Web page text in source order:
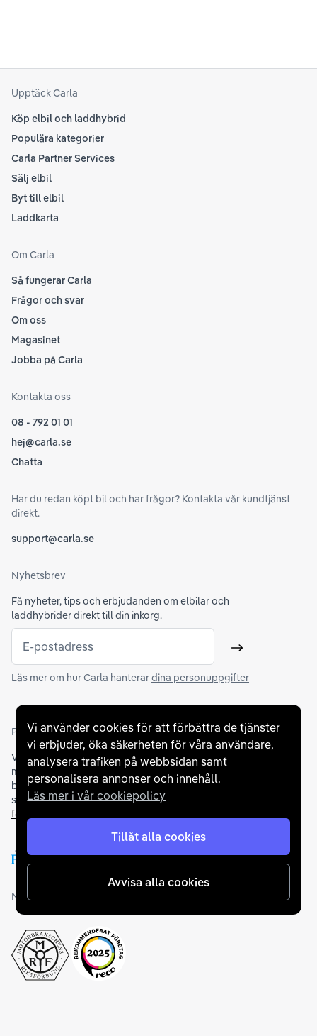
Vi använder cookies för att förbättra de tjänster
vi erbjuder, öka säkerheten för våra användare,
analysera trafiken på webbsidan samt
personalisera annonser och innehåll.
Läs mer i vår cookiepolicy
Tillåt alla cookies
Avvisa alla cookies
att
Upptäck Carla
Köp elbil och laddhybrid
Populära kategorier
Carla Partner Services
Sälj elbil
Byt till elbil
Laddkarta
Om Carla
Så fungerar Carla
Frågor och svar
Om oss
Magasinet
Jobba på Carla
Kontakta oss
08 - 792 01 01
hej@carla.se
Chatta
Har du redan köpt bil och har frågor? Kontakta vår kundtjänst
direkt.
support@carla.se
Nyhetsbrev
Få nyheter, tips och erbjudanden om elbilar och
laddhybrider direkt till din inkorg.
E-postadress Skicka
Läs mer om hur Carla hanterardina personuppgifter
Partners och betallösningar
Vi samarbetar medflertalet banker för att erbjuda dig bästa
möjliga finansieringslösning och stödjer en rad olika
betalningsmetoder. För att du ska känna dig trygg vid ditt köp
samarbetar vi med Folksam och AutoConcept gällande
försäkringar och garantier
Medlemskap och utmärkelser